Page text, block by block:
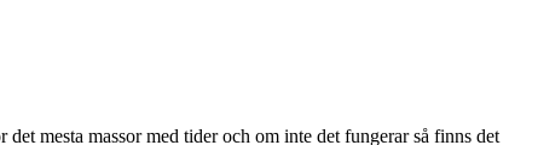
mesta massor med tider och om inte det fungerar så finns det